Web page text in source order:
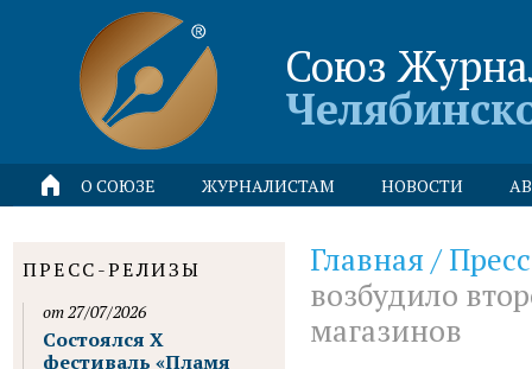
Союз
О СОЮЗЕ ЖУРНАЛИСТАМ НОВОСТИ
Главная /
возбудило
магазинов
ПРЕСС-РЕЛИЗЫ
от 27/07/2026
Состоялся X
фестиваль «Пламя